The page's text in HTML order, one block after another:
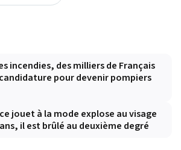
incendies, des milliers de Français
pour devenir pompiers
jouet à la mode explose au visage
il est brûlé au deuxième degré